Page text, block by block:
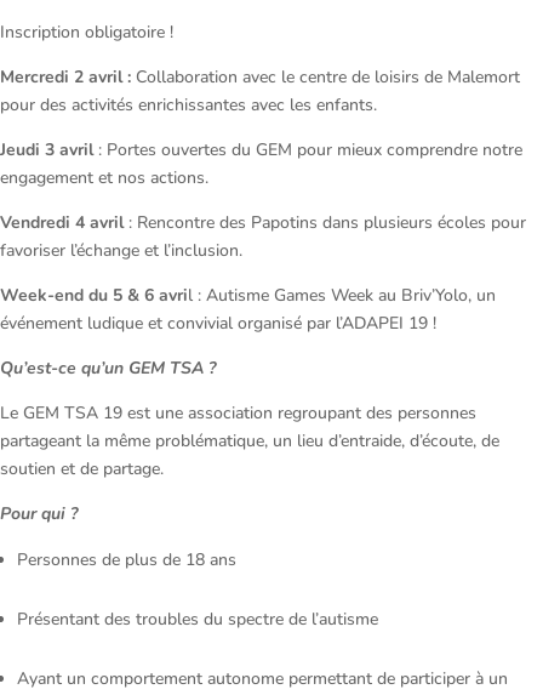
Inscription obligatoire !
Mercredi 2 avril : Collaboration avec le centre de loisirs de Malemort
pour des activités enrichissantes avec les enfants.
Jeudi 3 avril: Portes ouvertes du GEM pour mieux comprendre notre
engagement et nos actions.
Vendredi 4 avril : Rencontre des Papotins dans plusieurs écoles pour
favoriser l’échange et l’inclusion.
Week-end du 5 & 6 avril : Autisme Games Week au Briv’Yolo, un
événement ludique et convivial organisé par l’ADAPEI 19 !
Qu’est-ce qu’un GEM TSA ?
Le GEM TSA 19 est une association regroupant des personnes
partageant la même problématique, un lieu d’entraide, d’écoute, de
soutien et de partage.
Pour qui ?
Personnes de plus de 18 ans
Présentant des troubles du spectre de l’autisme
Ayant un comportement autonome permettant de participer à un